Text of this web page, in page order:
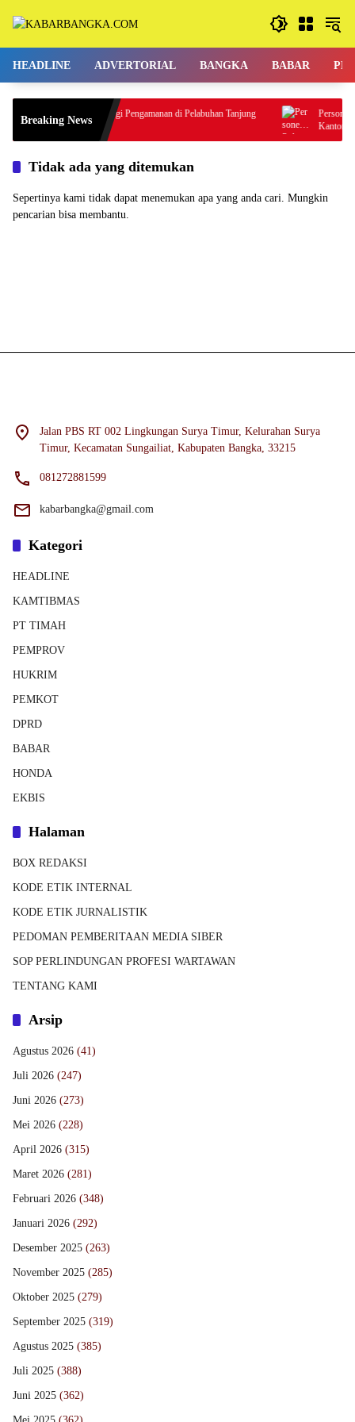
HEADLINE ADVERTORIAL BANGKA BABAR
Breaking News
Perkuat Sinergi Pengamanan di Pelabuhan Tanjung
Kalian
Personel
Kantor
Tidak ada yang ditemukan
Sepertinya kami tidak dapat menemukan apa yang anda cari. Mungkin
pencarian bisa membantu.
Jalan PBS RT 002 Lingkungan Surya Timur, Kelurahan Surya
Timur, Kecamatan Sungailiat, Kabupaten Bangka, 33215
081272881599
kabarbangka@gmail.com
Kategori
HEADLINE
KAMTIBMAS
PT TIMAH
PEMPROV
HUKRIM
PEMKOT
DPRD
BABAR
HONDA
EKBIS
Halaman
BOX REDAKSI
KODE ETIK INTERNAL
KODE ETIK JURNALISTIK
PEDOMAN PEMBERITAAN MEDIA SIBER
SOP PERLINDUNGAN PROFESI WARTAWAN
TENTANG KAMI
Arsip
Agustus 2026 (41)
Juli 2026 (247)
Juni 2026 (273)
Mei 2026 (228)
April 2026 (315)
Maret 2026 (281)
Februari 2026 (348)
Januari 2026 (292)
Desember 2025 (263)
November 2025 (285)
Oktober 2025 (279)
September 2025 (319)
Agustus 2025 (385)
Juli 2025 (388)
Juni 2025 (362)